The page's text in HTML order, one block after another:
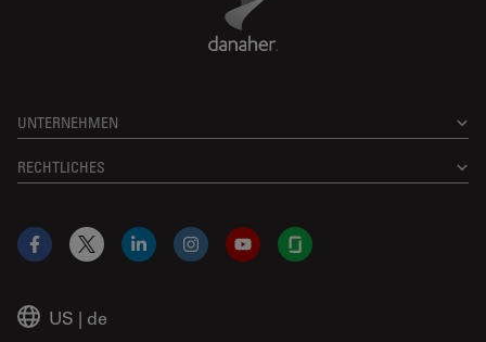
UNTERNEHMEN
RECHTLICHES
US | de
Facebook
X LinkedInInstagramYouTubeGlassdoor